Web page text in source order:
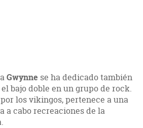
Gwynne se ha dedicado también
bajo doble en un grupo de rock.
los vikingos, pertenece a una
a cabo recreaciones de la